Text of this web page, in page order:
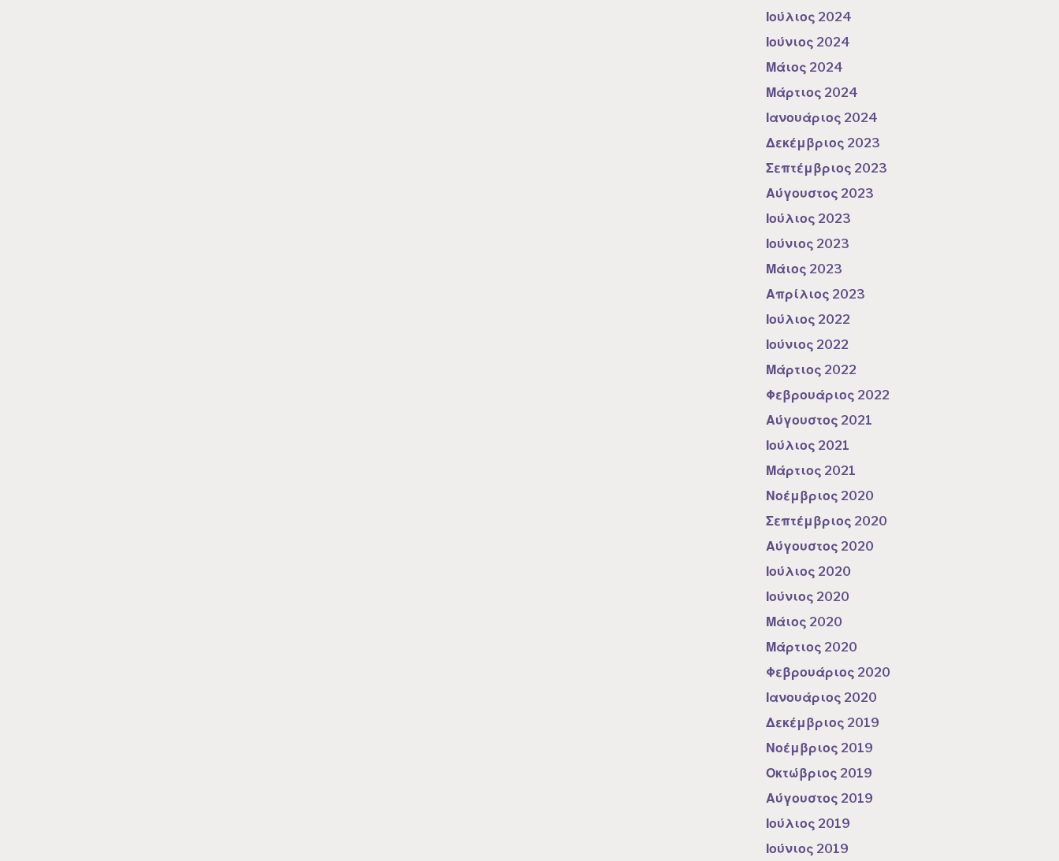
Ιούλιος 2024
Ιούνιος 2024
Μάιος 2024
Μάρτιος 2024
Ιανουάριος 2024
Δεκέμβριος 2023
Σεπτέμβριος 2023
Αύγουστος 2023
Ιούλιος 2023
Ιούνιος 2023
Μάιος 2023
Απρίλιος 2023
Ιούλιος 2022
Ιούνιος 2022
Μάρτιος 2022
Φεβρουάριος 2022
Αύγουστος 2021
Ιούλιος 2021
Μάρτιος 2021
Νοέμβριος 2020
Σεπτέμβριος 2020
Αύγουστος 2020
Ιούλιος 2020
Ιούνιος 2020
Μάιος 2020
Μάρτιος 2020
Φεβρουάριος 2020
Ιανουάριος 2020
Δεκέμβριος 2019
Νοέμβριος 2019
Οκτώβριος 2019
Αύγουστος 2019
Ιούλιος 2019
Ιούνιος 2019